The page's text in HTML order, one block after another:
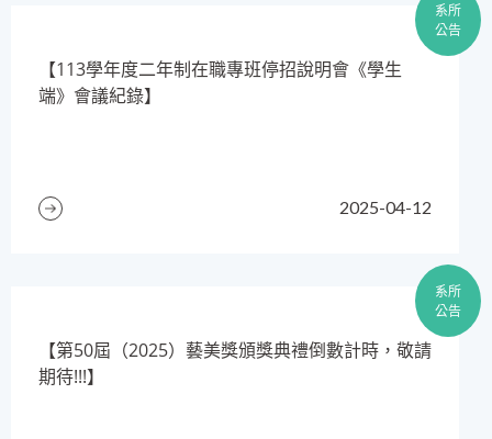
系所
公告
2025-04-12
【113學年度二年制在職專班停招說明會《學生
端》會議紀錄】
系所
公告
【第50屆（2025）藝美獎頒獎典禮倒數計時，敬請
期待!!!】